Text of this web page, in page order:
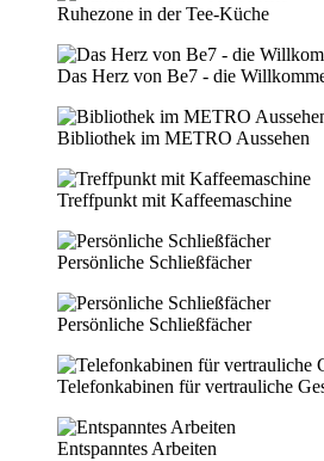
Ruhezone in der Tee-Küche
Das Herz von Be7 - die
Bibliothek im METRO Aussehen
Treffpunkt mit Kaffeemaschine
Persönliche Schließfächer
Persönliche Schließfächer
Telefonkabinen für vertrauliche
Entspanntes Arbeiten